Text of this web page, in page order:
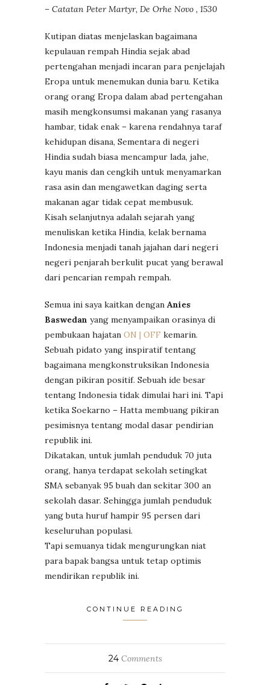
– Catatan Peter Martyr, De Orhe Novo , 1530
Kutipan diatas menjelaskan bagaimana
kepulauan rempah Hindia sejak abad
pertengahan menjadi incaran para penjelajah
Eropa untuk menemukan dunia baru. Ketika
orang orang Eropa dalam abad pertengahan
masih mengkonsumsi makanan yang rasanya
hambar, tidak enak – karena rendahnya taraf
kehidupan disana, Sementara di negeri
Hindia sudah biasa mencampur lada, jahe,
kayu manis dan cengkih untuk menyamarkan
rasa asin dan mengawetkan daging serta
makanan agar tidak cepat membusuk.
Kisah selanjutnya adalah sejarah yang
menuliskan ketika Hindia, kelak bernama
Indonesia menjadi tanah jajahan dari negeri
negeri penjarah berkulit pucat yang berawal
dari pencarian rempah rempah.
Semua ini saya kaitkan dengan Anies
Baswedan yang menyampaikan orasinya di
pembukaan hajatan ON | OFF kemarin.
Sebuah pidato yang inspiratif tentang
bagaimana mengkonstruksikan Indonesia
dengan pikiran positif. Sebuah ide besar
tentang Indonesia tidak dimulai hari ini. Tapi
ketika Soekarno – Hatta membuang pikiran
pesimisnya tentang modal dasar pendirian
republik ini.
Dikatakan, untuk jumlah penduduk 70 juta
orang, hanya terdapat sekolah setingkat
SMA sebanyak 95 buah dan sekitar 300 an
sekolah dasar. Sehingga jumlah penduduk
yang buta huruf hampir 95 persen dari
keseluruhan populasi.
Tapi semuanya tidak mengurungkan niat
para bapak bangsa untuk tetap optimis
mendirikan republik ini.
CONTINUE READING
24Comments